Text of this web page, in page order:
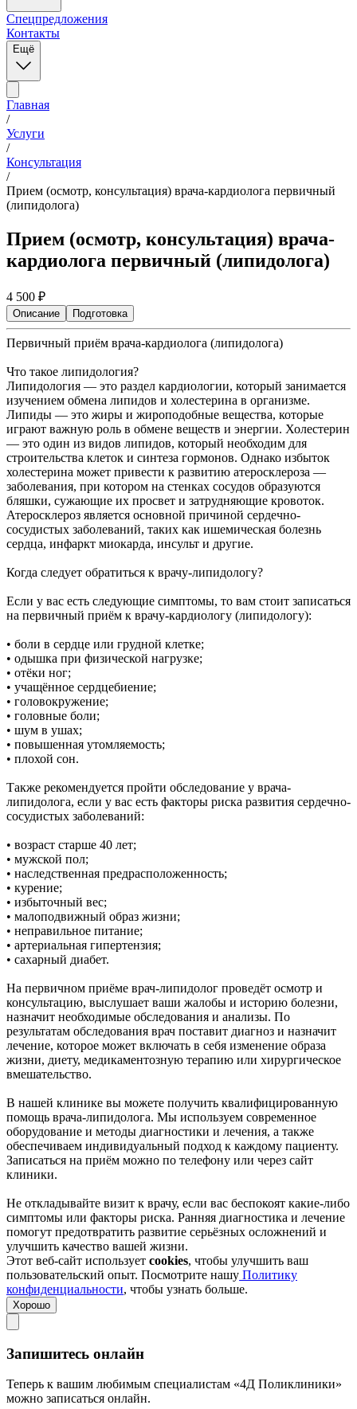
Спецпредложения
Контакты
Ещё
Главная
/
Услуги
/
Консультация
/
Прием (осмотр, консультация) врача-кардиолога первичный
(липидолога)
Прием (осмотр, консультация) врача-
кардиолога первичный (липидолога)
4 500 ₽
Описание Подготовка
Первичный приём врача-кардиолога (липидолога)
Что такое липидология?
Липидология — это раздел кардиологии, который занимается
изучением обмена липидов и холестерина в организме.
Липиды — это жиры и жироподобные вещества, которые
играют важную роль в обмене веществ и энергии. Холестерин
— это один из видов липидов, который необходим для
строительства клеток и синтеза гормонов. Однако избыток
холестерина может привести к развитию атеросклероза —
заболевания, при котором на стенках сосудов образуются
бляшки, сужающие их просвет и затрудняющие кровоток.
Атеросклероз является основной причиной сердечно-
сосудистых заболеваний, таких как ишемическая болезнь
сердца, инфаркт миокарда, инсульт и другие.
Когда следует обратиться к врачу-липидологу?
Если у вас есть следующие симптомы, то вам стоит записаться
на первичный приём к врачу-кардиологу (липидологу):
• боли в сердце или грудной клетке;
• одышка при физической нагрузке;
• отёки ног;
• учащённое сердцебиение;
• головокружение;
• головные боли;
• шум в ушах;
• повышенная утомляемость;
• плохой сон.
Также рекомендуется пройти обследование у врача-
липидолога, если у вас есть факторы риска развития сердечно-
сосудистых заболеваний:
• возраст старше 40 лет;
• мужской пол;
• наследственная предрасположенность;
• курение;
• избыточный вес;
• малоподвижный образ жизни;
• неправильное питание;
• артериальная гипертензия;
• сахарный диабет.
На первичном приёме врач-липидолог проведёт осмотр и
консультацию, выслушает ваши жалобы и историю болезни,
назначит необходимые обследования и анализы. По
результатам обследования врач поставит диагноз и назначит
лечение, которое может включать в себя изменение образа
жизни, диету, медикаментозную терапию или хирургическое
вмешательство.
В нашей клинике вы можете получить квалифицированную
помощь врача-липидолога. Мы используем современное
оборудование и методы диагностики и лечения, а также
обеспечиваем индивидуальный подход к каждому пациенту.
Записаться на приём можно по телефону или через сайт
клиники.
Не откладывайте визит к врачу, если вас беспокоят какие-либо
симптомы или факторы риска. Ранняя диагностика и лечение
помогут предотвратить развитие серьёзных осложнений и
улучшить качество вашей жизни.
Этот веб-сайт использует cookies, чтобы улучшить ваш
пользовательский опыт. Посмотрите нашу Политику
конфиденциальности, чтобы узнать больше.
Хорошо
Запишитесь онлайн
Теперь к вашим любимым специалистам «4Д Поликлиники»
можно записаться онлайн.